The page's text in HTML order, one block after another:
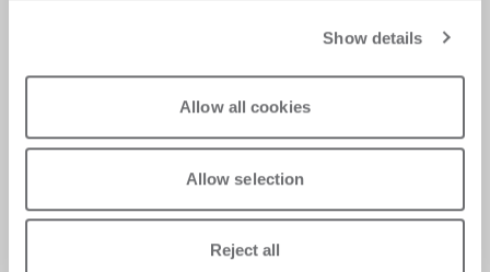
Show details
Allow all cookies
Allow selection
Reject all